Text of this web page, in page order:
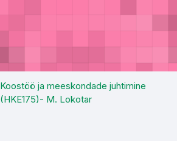
Koostöö ja meeskondade juhtimine
(HKE175)- M. Lokotar